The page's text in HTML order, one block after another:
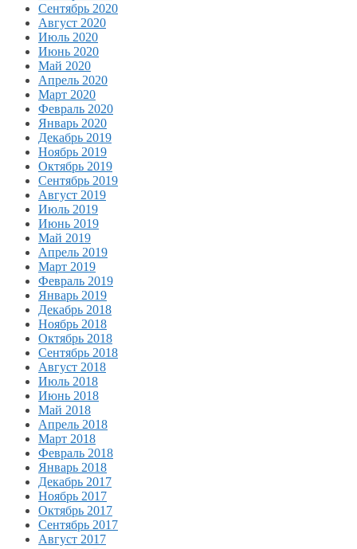
Сентябрь 2020
Август 2020
Июль 2020
Июнь 2020
Май 2020
Апрель 2020
Март 2020
Февраль 2020
Январь 2020
Декабрь 2019
Ноябрь 2019
Октябрь 2019
Сентябрь 2019
Август 2019
Июль 2019
Июнь 2019
Май 2019
Апрель 2019
Март 2019
Февраль 2019
Январь 2019
Декабрь 2018
Ноябрь 2018
Октябрь 2018
Сентябрь 2018
Август 2018
Июль 2018
Июнь 2018
Май 2018
Апрель 2018
Март 2018
Февраль 2018
Январь 2018
Декабрь 2017
Ноябрь 2017
Октябрь 2017
Сентябрь 2017
Август 2017